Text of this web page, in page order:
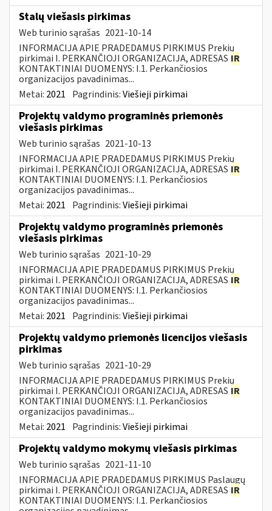
Stalų viešasis pirkimas
Web turinio sąrašas 2021-10-14
INFORMACIJA APIE PRADEDAMUS PIRKIMUS Prekių
pirkimai I. PERKANČIOJI ORGANIZACIJA, ADRESAS IR
KONTAKTINIAI DUOMENYS: I.1. Perkančiosios
organizacijos pavadinimas...
Metai: 2021 Pagrindinis:Viešieji pirkimai
Projektų valdymo programinės priemonės
viešasis pirkimas
Web turinio sąrašas 2021-10-13
INFORMACIJA APIE PRADEDAMUS PIRKIMUS Prekių
pirkimai I. PERKANČIOJI ORGANIZACIJA, ADRESAS IR
KONTAKTINIAI DUOMENYS: I.1. Perkančiosios
organizacijos pavadinimas...
Metai: 2021 Pagrindinis:Viešieji pirkimai
Projektų valdymo programinės priemonės
viešasis pirkimas
Web turinio sąrašas 2021-10-29
INFORMACIJA APIE PRADEDAMUS PIRKIMUS Prekių
pirkimai I. PERKANČIOJI ORGANIZACIJA, ADRESAS IR
KONTAKTINIAI DUOMENYS: I.1. Perkančiosios
organizacijos pavadinimas...
Metai: 2021 Pagrindinis:Viešieji pirkimai
Projektų valdymo priemonės licencijos viešasis
pirkimas
Web turinio sąrašas 2021-10-29
INFORMACIJA APIE PRADEDAMUS PIRKIMUS Prekių
pirkimai I. PERKANČIOJI ORGANIZACIJA, ADRESAS IR
KONTAKTINIAI DUOMENYS: I.1. Perkančiosios
organizacijos pavadinimas...
Metai: 2021 Pagrindinis:Viešieji pirkimai
Projektų valdymo mokymų viešasis pirkimas
Web turinio sąrašas 2021-11-10
INFORMACIJA APIE PRADEDAMUS PIRKIMUS Paslaugų
pirkimai I. PERKANČIOJI ORGANIZACIJA, ADRESAS IR
KONTAKTINIAI DUOMENYS: I.1. Perkančiosios